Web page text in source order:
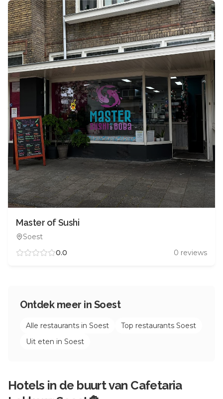
Master of Sushi
Soest
0.0
0 reviews
Ontdek meer in Soest
Alle restaurants in Soest Top restaurants Soest
Uit eten in Soest
Hotels in de buurt van Cafetaria